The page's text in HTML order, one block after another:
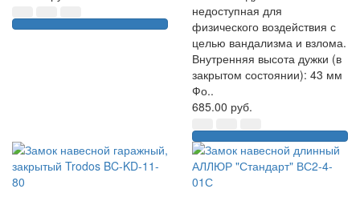
недоступная для
физического воздействия с
целью вандализма и взлома.
Внутренняя высота дужки (в
закрытом состоянии): 43 мм
Фо..
685.00 руб.